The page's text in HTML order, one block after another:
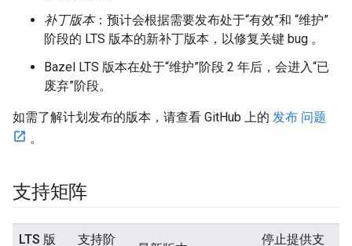
补丁版本：预计会根据需要发布处于“有效”和 “维护”
阶段的 LTS 版本的新补丁版本，以修复关键 bug 。
Bazel LTS 版本在处于“维护”阶段 2 年后，会进入“已
废弃”阶段。
如需了解计划发布的版本，请查看 GitHub 上的 发布 问题
。
支持矩阵
LTS 版 支持阶 停止提供支